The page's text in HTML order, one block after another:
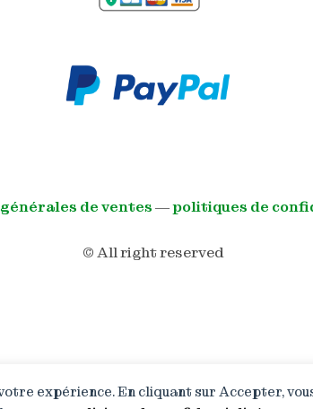
expérience. En cliquant sur Accepter,
de ventes―politiques de
© All right reserved